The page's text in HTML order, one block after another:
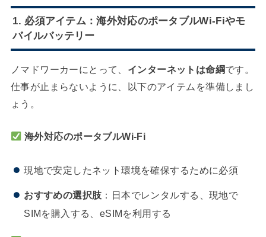
1. 必須アイテム：海外対応のポータブルWi-Fiやモ
バイルバッテリー
ノマドワーカーにとって、 インターネットは命綱です。
仕事が止まらないように、以下のアイテムを準備しまし
ょう。
海外対応のポータブルWi-Fi
現地で安定したネット環境を確保するために必須
おすすめの選択肢 ：日本でレンタルする、現地で
SIMを購入する、eSIMを利用する